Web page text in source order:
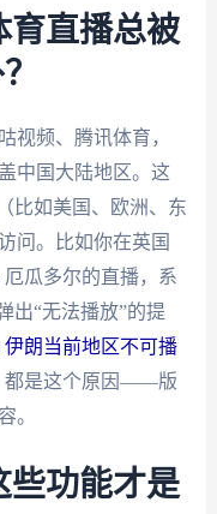
育直播总被
视频、腾讯体育，
中国大陆地区。这
比如美国、欧洲、东
问。比如你在英国
瓜多尔的直播，系
出“无法播放”的提
朗当前地区不可播
都是这个原因——版
。
些功能才是